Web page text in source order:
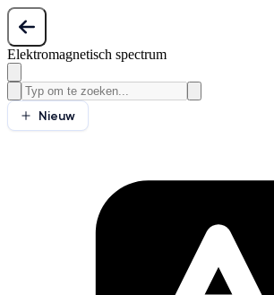
Elektromagnetisch spectrum
Nieuw